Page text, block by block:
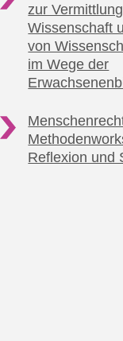
zur
Wissenschaft
von
im Wege der
Reflexion und